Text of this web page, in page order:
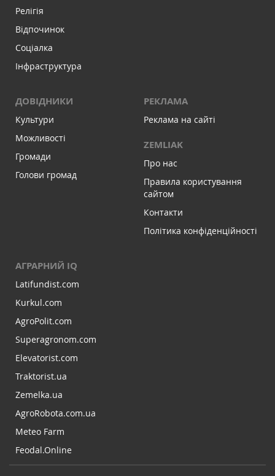
Релігія
Відпочинок
Соціалка
Інфраструктура
ДОВІДНИКИ
Культури
Можливості
Громади
Голови громад
РЕКЛАМА
Реклама на сайті
ZEMLIAK
Про нас
Правила користування
сайтом
Контакти
Політика конфіденційності
АГРАРНИЙ IQ
Latifundist.com
Kurkul.com
AgroPolit.com
Superagronom.com
Elevatorist.com
Traktorist.ua
Zemelka.ua
AgroRobota.com.ua
Meteo Farm
Feodal.Online